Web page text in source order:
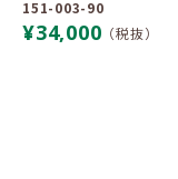
151-003-90
¥34,000 （税抜）